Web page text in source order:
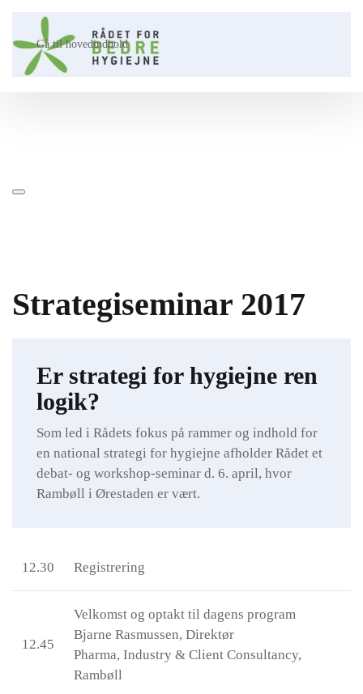
Gå til hovedindhold
Strategiseminar 2017
Er strategi for hygiejne ren
logik?
Som led i Rådets fokus på rammer og indhold for
en national strategi for hygiejne afholder Rådet et
debat- og workshop-seminar d. 6. april, hvor
Rambøll i Ørestaden er vært.
12.30 Registrering
12.45
Velkomst og optakt til dagens program
Bjarne Rasmussen, Direktør
Pharma, Industry & Client Consultancy,
Rambøll